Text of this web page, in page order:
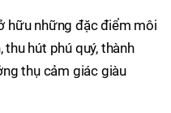
hữu những đặc điểm môi
hút phú quý, thành
thụ cảm giác giàu